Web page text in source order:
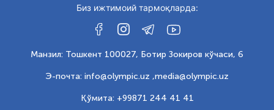
Биз ижтимоий тармоқларда:
Манзил: Тошкент 100027, Ботир Зокиров кўчаси, 6
Э-почта: info@olympic.uz ,media@olympic.uz
Қўмита: +99871 244 41 41